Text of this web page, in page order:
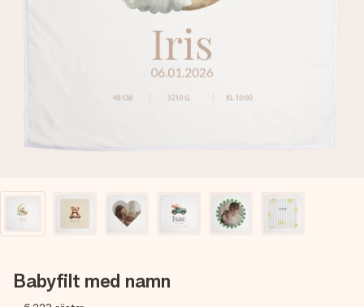
Gratis hälsning
Skapa något unikt med bara några få steg – med hennes
namn, ditt foto eller ett meddelande som verkligen berör
hennes hjärta. Inget krångel, bara med all kärlek för stunden.
Babyfilt med namn